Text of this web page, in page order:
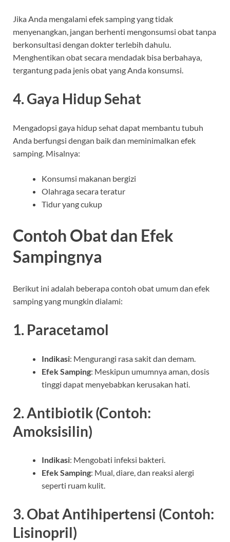
Jika Anda mengalami efek samping yang tidak
menyenangkan, jangan berhenti mengonsumsi obat tanpa
berkonsultasi dengan dokter terlebih dahulu.
Menghentikan obat secara mendadak bisa berbahaya,
tergantung pada jenis obat yang Anda konsumsi.
4. Gaya Hidup Sehat
Mengadopsi gaya hidup sehat dapat membantu tubuh
Anda berfungsi dengan baik dan meminimalkan efek
samping. Misalnya:
Konsumsi makanan bergizi
Olahraga secara teratur
Tidur yang cukup
Contoh Obat dan Efek
Sampingnya
Berikut ini adalah beberapa contoh obat umum dan efek
samping yang mungkin dialami:
1. Paracetamol
Indikasi: Mengurangi rasa sakit dan demam.
Efek Samping: Meskipun umumnya aman, dosis
tinggi dapat menyebabkan kerusakan hati.
2. Antibiotik (Contoh:
Amoksisilin)
Indikasi: Mengobati infeksi bakteri.
Efek Samping: Mual, diare, dan reaksi alergi
seperti ruam kulit.
3. Obat Antihipertensi (Contoh:
Lisinopril)